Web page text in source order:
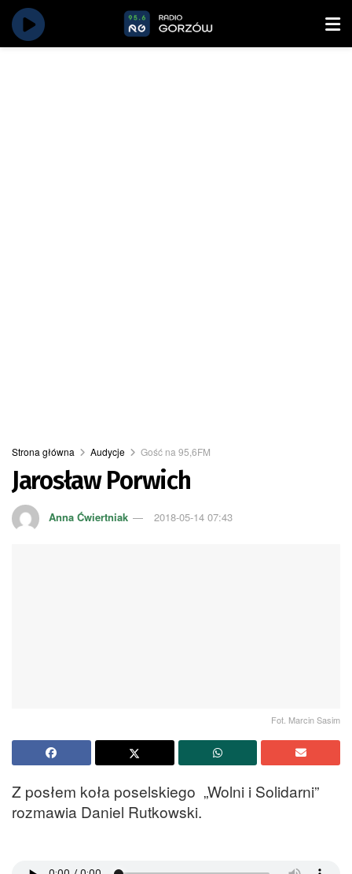
Strona główna Audycje Gość na 95,6FM
Jarosław Porwich
Anna Ćwiertniak 2018-05-14 07:43
Fot. Marcin Sasim
Z posłem koła poselskiego „Wolni i Solidarni”
rozmawia Daniel Rutkowski.